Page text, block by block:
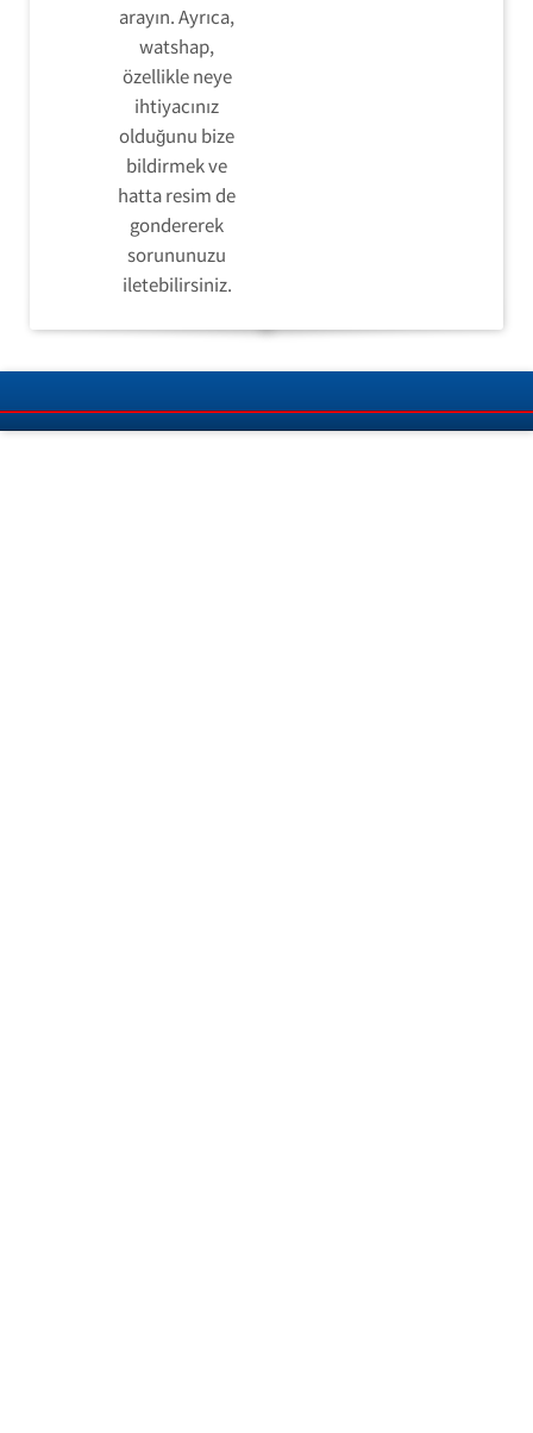
arayın. Ayrıca,
watshap,
özellikle neye
ihtiyacınız
olduğunu bize
bildirmek ve
hatta resim de
gondererek
sorununuzu
iletebilirsiniz.